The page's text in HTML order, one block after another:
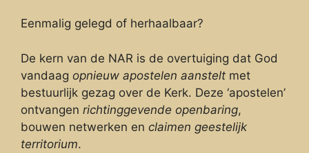
Eenmalig gelegd of herhaalbaar?
De kern van de NAR is de overtuiging dat God
vandaag opnieuw apostelen aanstelt met
bestuurlijk gezag over de Kerk. Deze ‘apostelen’
ontvangen richtinggevende openbaring,
bouwen netwerken en claimen geestelijk
territorium.